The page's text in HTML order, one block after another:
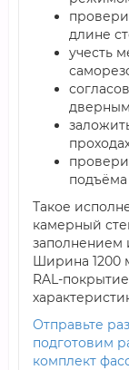
длине
учесть
Такое
камерный
заполнением
Ширина 1200
RAL-
Отправьте
подготовим
комплект